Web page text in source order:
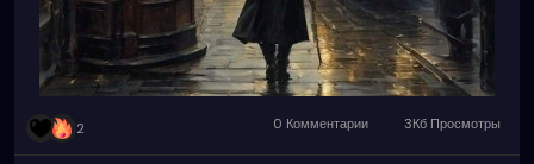
2 0 Комментарии 3Кб Просмотры